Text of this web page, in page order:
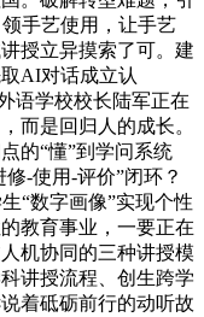
手艺使用，让手艺
授立异摸索了可。建
AI对话成立认
语学校校长陆军正在
而是回归人的成长。
的“懂”到学问系统
-使用-评价”闭环？
“数字画像”实现个性
教育事业，一要正在
机协同的三种讲授模
讲授流程、创生跨学
着砥砺前行的动听故